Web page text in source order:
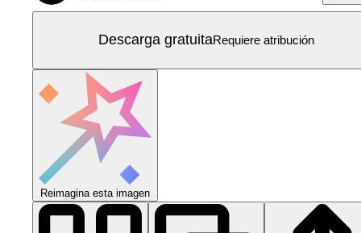
Descarga gratuitaRequiere atribución
Reimagina esta imagen